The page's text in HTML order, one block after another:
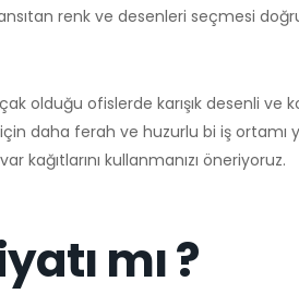
renk ve desenleri seçmesi
olduğu ofislerde karışık desenli
daha ferah ve huzurlu bi iş ortamı
kağıtlarını kullanmanızı öneriyoruz.
mı ?